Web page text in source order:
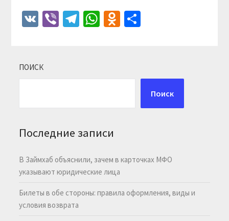
VKViberTelegram
WhatsApp
Odnoklassniki
Отправить
ПОИСК
Поиск
Последние записи
В Займхаб объяснили, зачем в карточках МФО
указывают юридические лица
Билеты в обе стороны: правила оформления, виды и
условия возврата